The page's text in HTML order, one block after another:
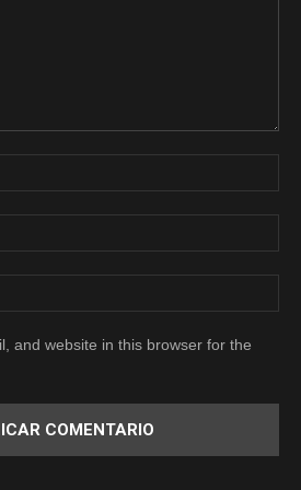
and website in this browser for the